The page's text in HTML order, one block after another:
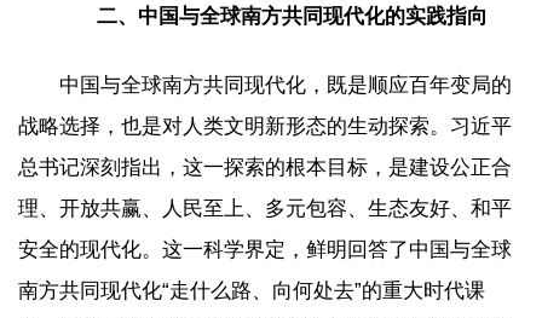
二、中国与全球南方共同现代化的实践指向
中国与全球南方共同现代化，既是顺应百年变局的
战略选择，也是对人类文明新形态的生动探索。习近平
总书记深刻指出，这一探索的根本目标，是建设公正合
理、开放共赢、人民至上、多元包容、生态友好、和平
安全的现代化。这一科学界定，鲜明回答了中国与全球
南方共同现代化“走什么路、向何处去”的重大时代课